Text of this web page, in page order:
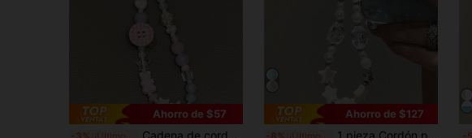
Ahorro de $57
Cadena de cordón para teléfono rosa estilo INS, correa de cámara con cuentas tipo pulsera para niñas
Ahorro de $127
1 pieza Cordón para teléfono con cuentas en forma de estrella de sal marina de verano, colgante de funda de teléfono fresca y delicada, cordón anti-pérdida, estilo Y2K